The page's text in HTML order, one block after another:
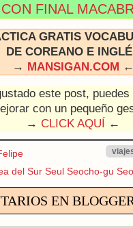
CON FINAL
GRATIS
DE COREANO E
→ MANSIGAN.COM ←
este post,
con un pequeño
→ CLICK AQUÍ ←
del Sur Seul Seocho-gu
EN